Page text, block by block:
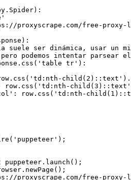
proxyscrape.com/free-proxy-
suele ser dinámica, usar un
podemos intentar parsear
tr'):
row.css('td:nth-
row.css('td:nth-
puppeteer.launch();
proxyscrape.com/free-proxy-